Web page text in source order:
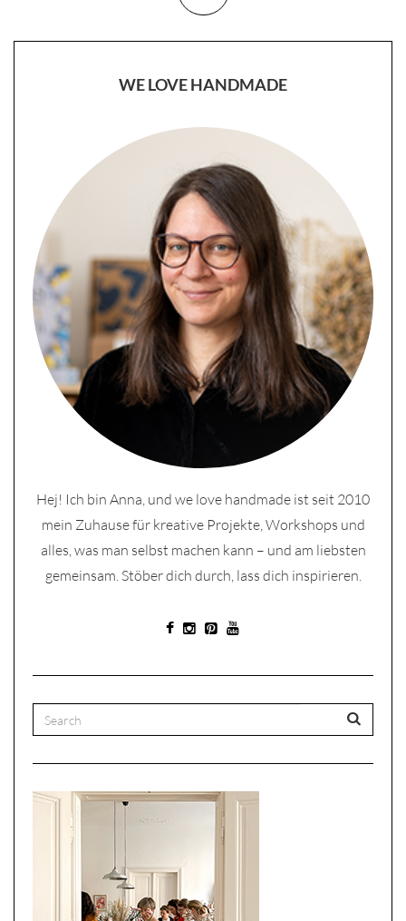
WE LOVE HANDMADE
Hej! Ich bin Anna, und we love handmade ist seit 2010
mein Zuhause für kreative Projekte, Workshops und
alles, was man selbst machen kann – und am liebsten
gemeinsam. Stöber dich durch, lass dich inspirieren.